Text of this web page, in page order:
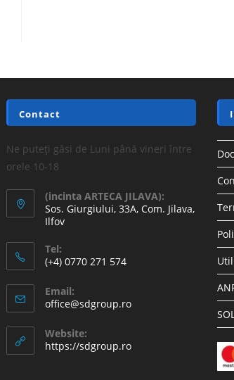
Contact
Ne puteți găsi de Luni până vineri între
orele 10-18
(incinta ARTECA JILAVA):
Sos. Giurgiului, 33A, Com. Jilava,
Ilfov
Tel:
(+4) 0770 271 574
Email:
office@sdgroup.ro
Website:
https://sdgroup.ro